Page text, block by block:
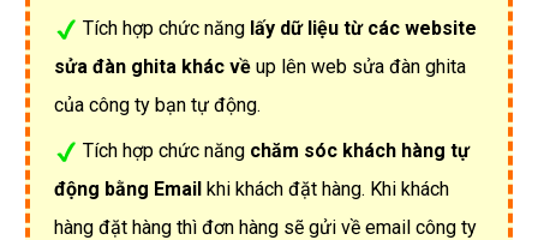
Tích hợp chức năng lấy dữ liệu từ các website
sửa đàn ghita khác về up lên web sửa đàn ghita
của công ty bạn tự động.
Tích hợp chức năng chăm sóc khách hàng tự
động bằng Email khi khách đặt hàng. Khi khách
hàng đặt hàng thì đơn hàng sẽ gửi về email công ty